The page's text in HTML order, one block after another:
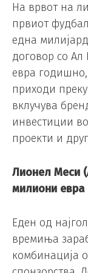
На врвот на
првиот
една
договор со Ал
евра
приходи
вклучува
инвестиции
проекти и
Лионел Меси
милиони евра
Еден од
времиња
комбинација